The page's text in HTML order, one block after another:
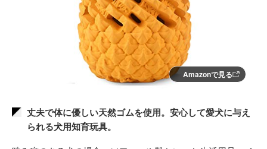
Amazonで見る
丈夫で体に優しい天然ゴムを使用。安心して愛犬に与え
られる犬用知育玩具。